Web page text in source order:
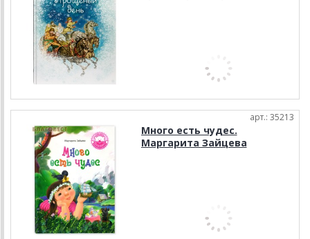
арт.: 35213
Много есть чудес.
Маргарита Зайцева